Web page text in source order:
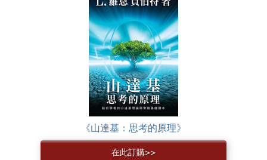
《山達基：思考的原理》
在此訂購>>